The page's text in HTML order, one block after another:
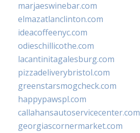
marjaeswinebar.com
elmazatlanclinton.com
ideacoffeenyc.com
odieschillicothe.com
lacantinitagalesburg.com
pizzadeliverybristol.com
greenstarsmogcheck.com
happypawspl.com
callahansautoservicecenter.com
georgiascornermarket.com